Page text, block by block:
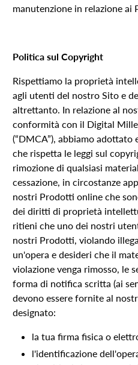
manutenzione in relazione ai
Politica sul Copyright
Rispettiamo la proprietà
agli utenti del nostro Sito e
altrettanto. In relazione al
conformità con il Digital
(“DMCA”), abbiamo
che rispetta le leggi sul
rimozione di qualsiasi
cessazione, in circostanze
nostri Prodotti online che
dei diritti di proprietà
ritieni che uno dei nostri
nostri Prodotti, violando
un'opera e desideri che il
violazione venga rimosso, le
forma di notifica scritta (ai
devono essere fornite al
designato:
la tua firma fisica o
l'identificazione